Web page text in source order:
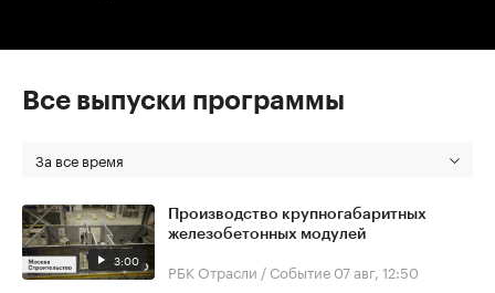
Все выпуски программы
За все время
3:00
Производство крупногабаритных
железобетонных модулей
РБК Отрасли / Событие 07 авг, 12:50